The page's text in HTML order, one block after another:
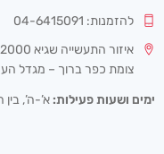
להזמנות: 04-6415091
איזור התעשייה שגיא 2000
צומת כפר ברוך – מגדל
ימים ושעות פעילות: א’-ה’, בין השעות